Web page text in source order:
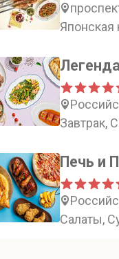
проспект,
Японская
реки
Завтрак,
Санкт-
Печь и
Салаты,